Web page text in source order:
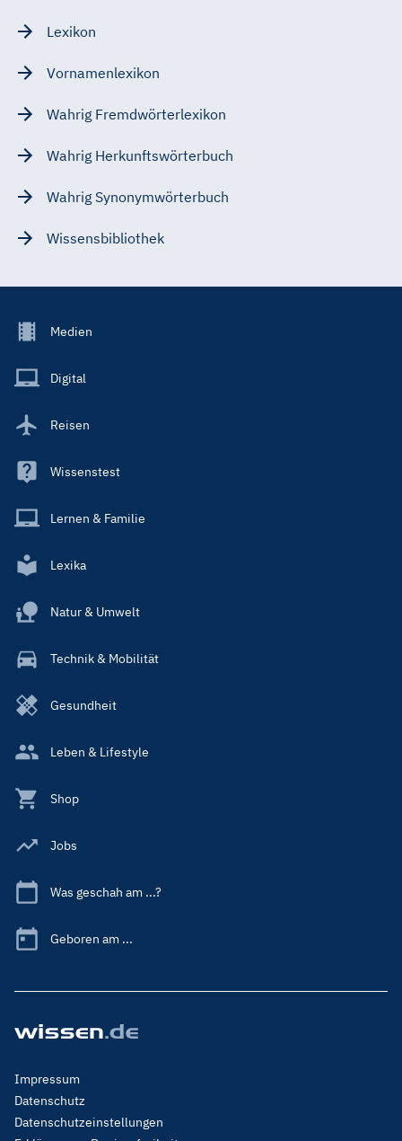
Lexikon
Vornamenlexikon
Wahrig Fremdwörterlexikon
Wahrig Herkunftswörterbuch
Wahrig Synonymwörterbuch
Wissensbibliothek
Footer
Main
Medien
Digital
Reisen
Wissenstest
Lernen & Familie
Lexika
Natur & Umwelt
Technik & Mobilität
Gesundheit
Leben & Lifestyle
Shop
Jobs
Was geschah am ...?
Geboren am ...
Footer
Menu
Legal
Impressum
Datenschutz
Datenschutzeinstellungen